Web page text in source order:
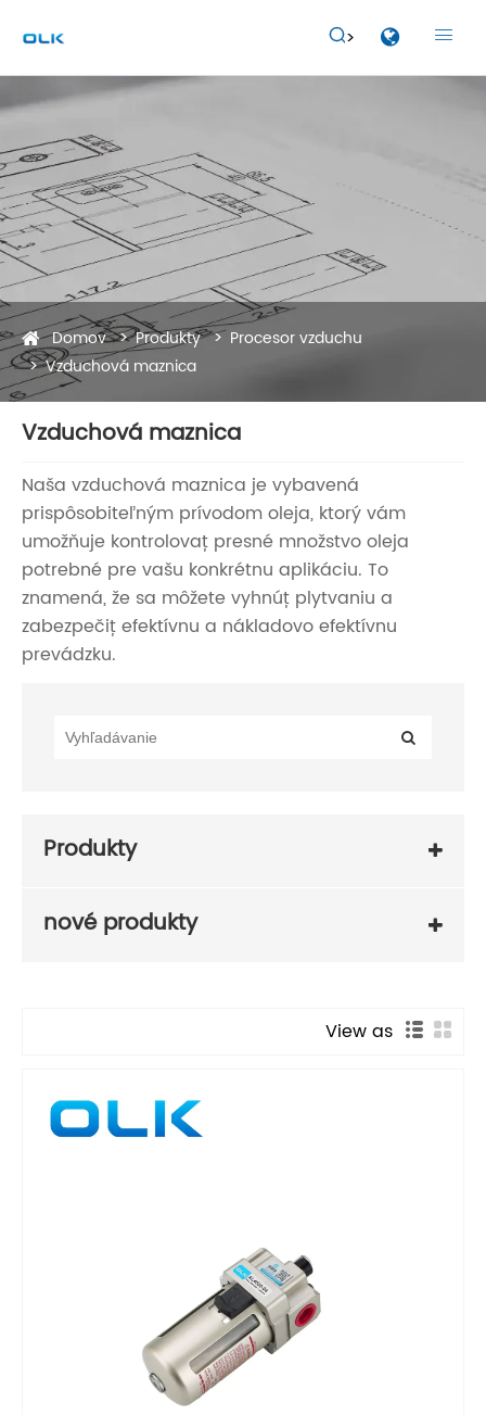
 
Domov Produkty
Procesor vzduchu
Vzduchová maznica
Vzduchová maznica
Naša vzduchová maznica je vybavená
prispôsobiteľným prívodom oleja, ktorý vám
umožňuje kontrolovať presné množstvo oleja
potrebné pre vašu konkrétnu aplikáciu. To
znamená, že sa môžete vyhnúť plytvaniu a
zabezpečiť efektívnu a nákladovo efektívnu
prevádzku.
Produkty
nové produkty
View as